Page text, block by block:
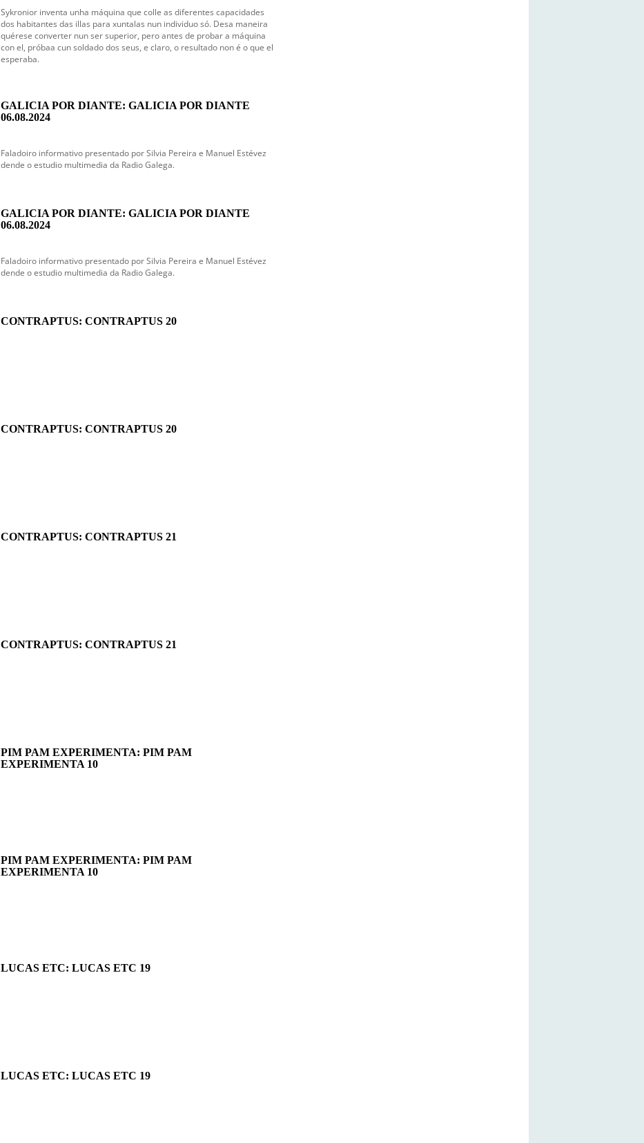
Sykronior inventa unha máquina que colle as diferentes capacidades
dos habitantes das illas para xuntalas nun individuo só. Desa maneira
quérese converter nun ser superior, pero antes de probar a máquina
con el, próbaa cun soldado dos seus, e claro, o resultado non é o que el
esperaba.
GALICIA POR DIANTE: GALICIA POR DIANTE
06.08.2024
Faladoiro informativo presentado por Silvia Pereira e Manuel Estévez
dende o estudio multimedia da Radio Galega.
GALICIA POR DIANTE: GALICIA POR DIANTE
06.08.2024
Faladoiro informativo presentado por Silvia Pereira e Manuel Estévez
dende o estudio multimedia da Radio Galega.
CONTRAPTUS: CONTRAPTUS 20
CONTRAPTUS: CONTRAPTUS 20
CONTRAPTUS: CONTRAPTUS 21
CONTRAPTUS: CONTRAPTUS 21
PIM PAM EXPERIMENTA: PIM PAM
EXPERIMENTA 10
PIM PAM EXPERIMENTA: PIM PAM
EXPERIMENTA 10
LUCAS ETC: LUCAS ETC 19
LUCAS ETC: LUCAS ETC 19